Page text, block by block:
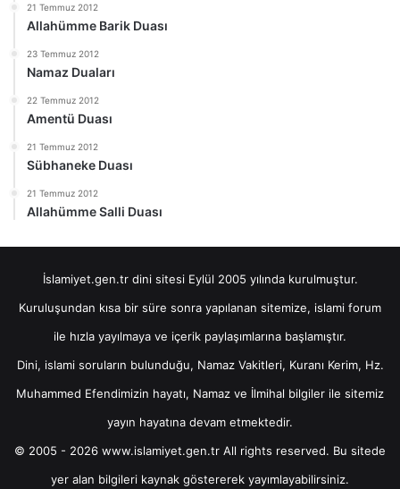
21 Temmuz 2012
Allahümme Barik Duası
23 Temmuz 2012
Namaz Duaları
22 Temmuz 2012
Amentü Duası
21 Temmuz 2012
Sübhaneke Duası
21 Temmuz 2012
Allahümme Salli Duası
İslamiyet.gen.tr dini sitesi Eylül 2005 yılında kurulmuştur.
Kuruluşundan kısa bir süre sonra yapılanan sitemize, islami forum
ile hızla yayılmaya ve içerik paylaşımlarına başlamıştır.
Dini, islami soruların bulunduğu, Namaz Vakitleri, Kuranı Kerim, Hz.
Muhammed Efendimizin hayatı, Namaz ve İlmihal bilgiler ile sitemiz
yayın hayatına devam etmektedir.
© 2005 - 2026 www.islamiyet.gen.tr All rights reserved. Bu sitede
yer alan bilgileri kaynak göstererek yayımlayabilirsiniz.